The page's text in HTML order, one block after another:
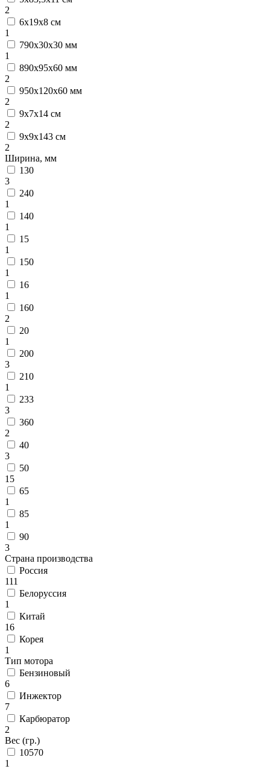
2
6х19х8 см
1
790х30х30 мм
1
890x95x60 мм
2
950х120х60 мм
2
9х7х14 см
2
9х9х143 см
2
Ширина, мм
130
3
240
1
140
1
15
1
150
1
16
1
160
2
20
1
200
3
210
1
233
3
360
2
40
3
50
15
65
1
85
1
90
3
Страна производства
Россия
111
Белоруссия
1
Китай
16
Корея
1
Тип мотора
Бензиновый
6
Инжектор
7
Карбюратор
2
Вес (гр.)
10570
1